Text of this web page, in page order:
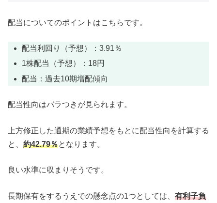
配当についてのポイントはこちらです。
配当利回り（予想）：3.91％
1株配当（予想）：18円
配当：過去10期増配傾向
配当性向はバラつきが見られます。
上方修正した通期の業績予想をもとに配当性向を計算する
と、 約42.79％となります。
良い水準に収まりそうです。
長期保有をするうえでの懸念点の1つとしては、 有利子負